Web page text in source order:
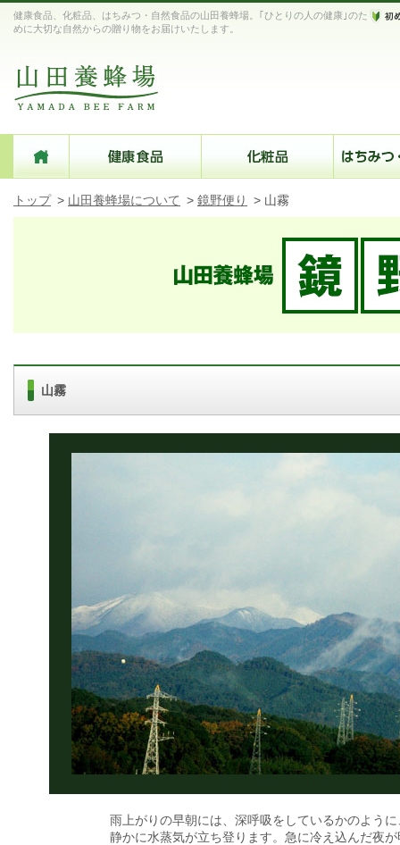
健康食品、化粧品、はちみつ・自然食品の山田養蜂場。｢ひとりの人の健康｣のた
めに大切な自然からの贈り物をお届けいたします。
トップ > 山田養蜂場について > 鏡野便り > 山霧
山霧
雨上がりの早朝には、深呼吸をしているかのよう
静かに水蒸気が立ち登ります。急に冷え込んだ夜